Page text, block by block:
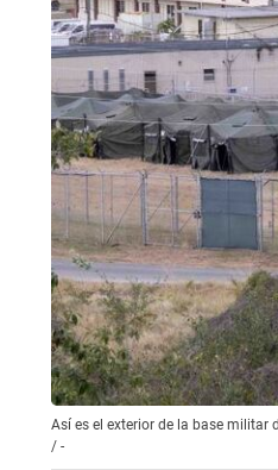
Así es el exterior de la base militar
/ -